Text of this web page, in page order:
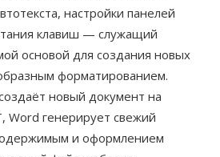
настройки панелей
клавиш — служащий
основой для создания новых
форматированием.
новый документ на
Word генерирует свежий
и оформлением